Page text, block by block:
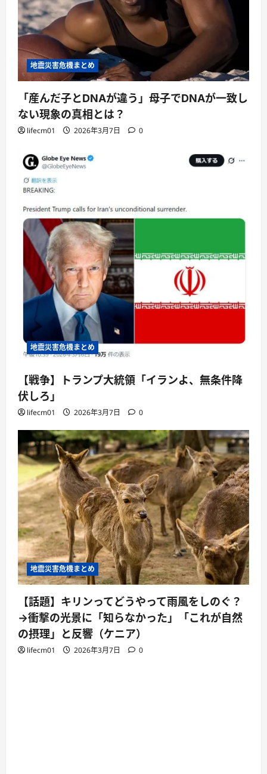
地震災害危機まとめ
「産んだ子とDNAが違う」母子でDNAが一致し
ない現象の真相とは？
lifecm01 2026年3月7日 0
地震災害危機まとめ
【戦争】トランプ大統領「イランよ、無条件降
伏しろ」
lifecm01 2026年3月7日 0
地震災害危機まとめ
【話題】キリンってどうやって雨風をしのぐ？
→衝撃の光景に「知らなかった」「これが自然
の摂理」と反響（ケニア）
lifecm01 2026年3月7日 0